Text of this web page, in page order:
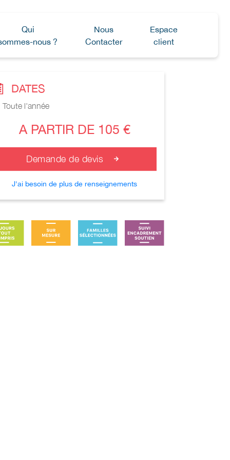
Qui
nous ?
Nous
Contacter
Espace
client
DATES
Toute l'année
A PARTIR DE 105 €
Demande de devis
J'ai besoin de plus de renseignements